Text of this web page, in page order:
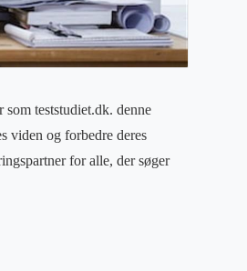
teststudiet.dk. denne
viden og forbedre deres
for alle, der søger